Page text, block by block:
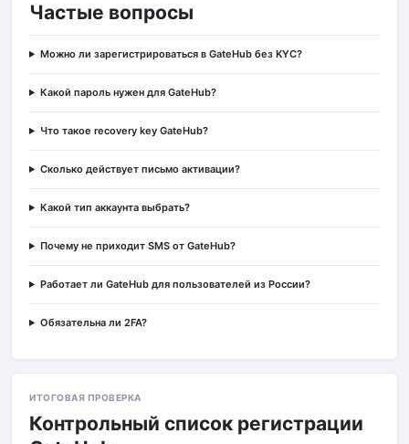
Частые вопросы
Можно ли зарегистрироваться в GateHub без KYC?
Какой пароль нужен для GateHub?
Что такое recovery key GateHub?
Сколько действует письмо активации?
Какой тип аккаунта выбрать?
Почему не приходит SMS от GateHub?
Работает ли GateHub для пользователей из России?
Обязательна ли 2FA?
ИТОГОВАЯ ПРОВЕРКА
Контрольный список регистрации